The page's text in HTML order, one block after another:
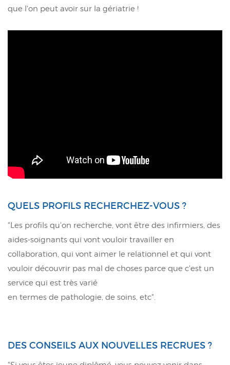
que l'on peut avoir sur la gériatrie !
QUELS PROFILS RECHERCHEZ-VOUS ?
"Les profils qu'on recherche, vont être des infirmiers, des
aides-soignants qui vont vouloir travailler en
collaboration, qui vont aimer le relationnel et qui vont
vouloir découvrir pas mal de choses parce que c'est un
service qui est très varié
en termes de pathologie, de soins, etc".
DES CONSEILS AUX NOUVELLES RECRUES ?